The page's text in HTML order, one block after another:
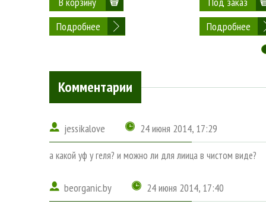
Подробнее Подробнее
Комментарии
jessikalove 24 июня 2014, 17:29
а какой уф у геля? и можно ли для лиица в чистом виде?
beorganic.by 24 июня 2014, 17:40